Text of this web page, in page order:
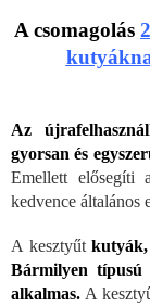
A csomagolás
Az
gyorsan és
Emellett elősegíti
kedvence általános
A kesztyűt kutyák,
Bármilyen típusú
alkalmas. A